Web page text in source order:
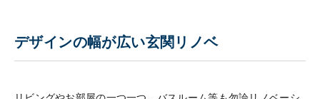
デザインの幅が広い玄関リノベ